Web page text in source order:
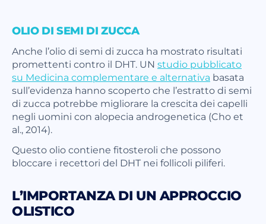
OLIO DI SEMI DI ZUCCA
Anche l’olio di semi di zucca ha mostrato risultati
promettenti contro il DHT. UN studio pubblicato
su Medicina complementare e alternativa basata
sull’evidenza hanno scoperto che l’estratto di semi
di zucca potrebbe migliorare la crescita dei capelli
negli uomini con alopecia androgenetica (Cho et
al., 2014).
Questo olio contiene fitosteroli che possono
bloccare i recettori del DHT nei follicoli piliferi.
L’IMPORTANZA DI UN APPROCCIO
OLISTICO